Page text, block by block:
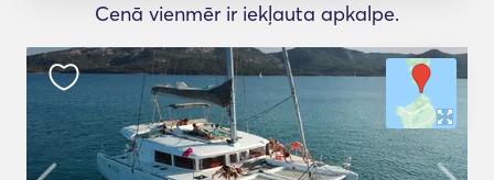
Cenā vienmēr ir iekļauta apkalpe.